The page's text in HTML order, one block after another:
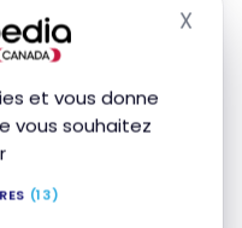
et vous donne
vous souhaitez
(13)
X
TDMDAéroplan
Points Aéroplan
première année